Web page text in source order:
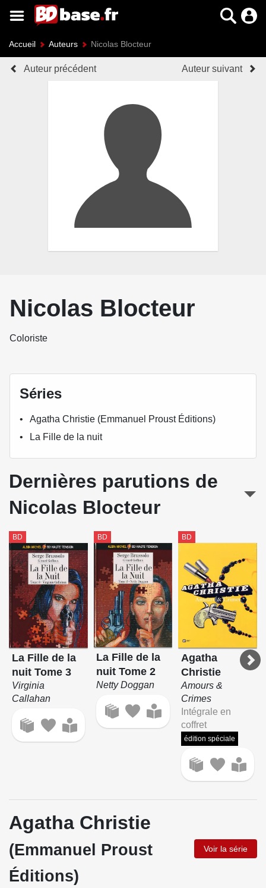
Accueil Auteurs Nicolas Blocteur
Auteur précédent Auteur suivant
Nicolas Blocteur
Coloriste
Séries
Agatha Christie (Emmanuel Proust Éditions)
La Fille de la nuit
Dernières parutions de
Nicolas Blocteur
BD
La Fille de la
nuit Tome 3
Virginia
Callahan
BD
La Fille de la
nuit Tome 2
Netty Doggan
BD
Agatha
Christie
Amours &
Crimes
Intégrale en
coffret
édition spéciale
Agatha Christie
(Emmanuel Proust
Éditions)
Voir la série